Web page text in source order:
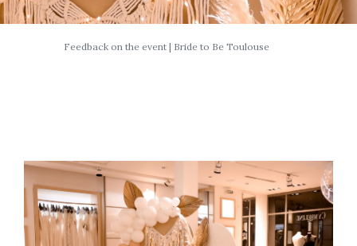
Feedback on the event | Bride to Be Toulouse